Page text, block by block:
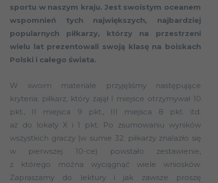
sportu w naszym kraju. Jest swoistym oceanem
wspomnień tych największych, najbardziej
popularnych piłkarzy, którzy na przestrzeni
wielu lat prezentowali swoją klasę na boiskach
Polski i całego świata.
W swoim materiale przyjęliśmy następujące
kryteria: piłkarz, który zajął I miejsce otrzymywał 10
pkt., II miejsca 9 pkt., III miejsca 8 pkt. itd.
aż do lokaty X i 1 pkt. Po zsumowaniu wyników
wszystkich graczy (w sumie 32. piłkarzy znalazło się
w pierwszej 10-ce) powstało zestawienie,
z którego można wyciągnąć wiele wniosków.
Zapraszamy do lektury i jak zawsze proszę